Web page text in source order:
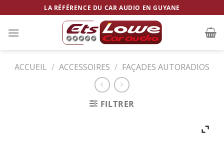
to
content
LA RÉFÉRENCE DU CAR AUDIO EN GUYANE
ACCUEIL / ACCESSOIRES / FAÇADES AUTORADIOS
FILTRER